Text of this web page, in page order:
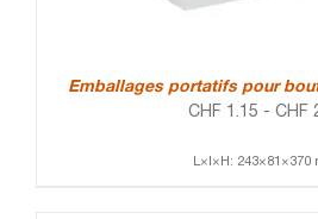
Emballages portatifs pour
CHF 1.15 - CHF
L×l×H: 243×81×370